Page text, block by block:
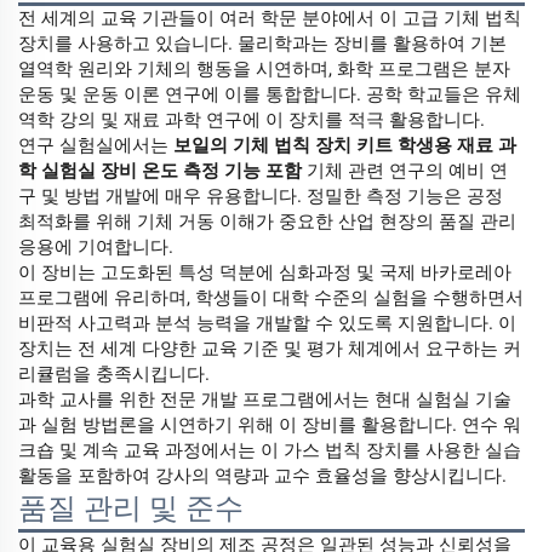
전 세계의 교육 기관들이 여러 학문 분야에서 이 고급 기체 법칙
장치를 사용하고 있습니다. 물리학과는 장비를 활용하여 기본
열역학 원리와 기체의 행동을 시연하며, 화학 프로그램은 분자
운동 및 운동 이론 연구에 이를 통합합니다. 공학 학교들은 유체
역학 강의 및 재료 과학 연구에 이 장치를 적극 활용합니다.
연구 실험실에서는 보일의 기체 법칙 장치 키트 학생용 재료 과
학 실험실 장비 온도 측정 기능 포함 기체 관련 연구의 예비 연
구 및 방법 개발에 매우 유용합니다. 정밀한 측정 기능은 공정
최적화를 위해 기체 거동 이해가 중요한 산업 현장의 품질 관리
응용에 기여합니다.
이 장비는 고도화된 특성 덕분에 심화과정 및 국제 바카로레아
프로그램에 유리하며, 학생들이 대학 수준의 실험을 수행하면서
비판적 사고력과 분석 능력을 개발할 수 있도록 지원합니다. 이
장치는 전 세계 다양한 교육 기준 및 평가 체계에서 요구하는 커
리큘럼을 충족시킵니다.
과학 교사를 위한 전문 개발 프로그램에서는 현대 실험실 기술
과 실험 방법론을 시연하기 위해 이 장비를 활용합니다. 연수 워
크숍 및 계속 교육 과정에서는 이 가스 법칙 장치를 사용한 실습
활동을 포함하여 강사의 역량과 교수 효율성을 향상시킵니다.
품질 관리 및 준수
이 교육용 실험실 장비의 제조 공정은 일관된 성능과 신뢰성을